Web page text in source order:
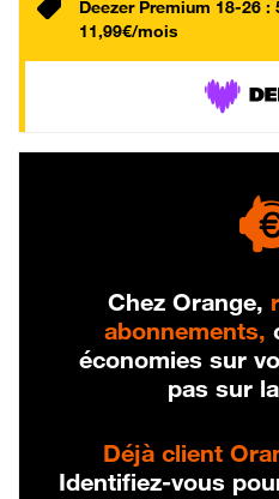
Deezer Premium 18-26
11,99€/mois
Chez Orange,
abonnements,
économies sur
pas sur
Déjà client
Identifiez-vous